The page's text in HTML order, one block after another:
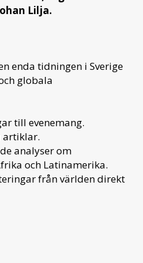
Lilja.
enda tidningen i Sverige
globala
till evenemang.
artiklar.
analyser om
och Latinamerika.
från världen direkt